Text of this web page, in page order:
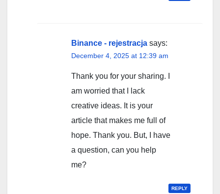
Binance - rejestracja says:
December 4, 2025 at 12:39 am
Thank you for your sharing. I
am worried that I lack
creative ideas. It is your
article that makes me full of
hope. Thank you. But, I have
a question, can you help
me?
REPLY